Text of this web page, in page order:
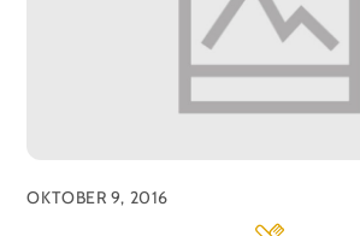
OKTOBER 9, 2016